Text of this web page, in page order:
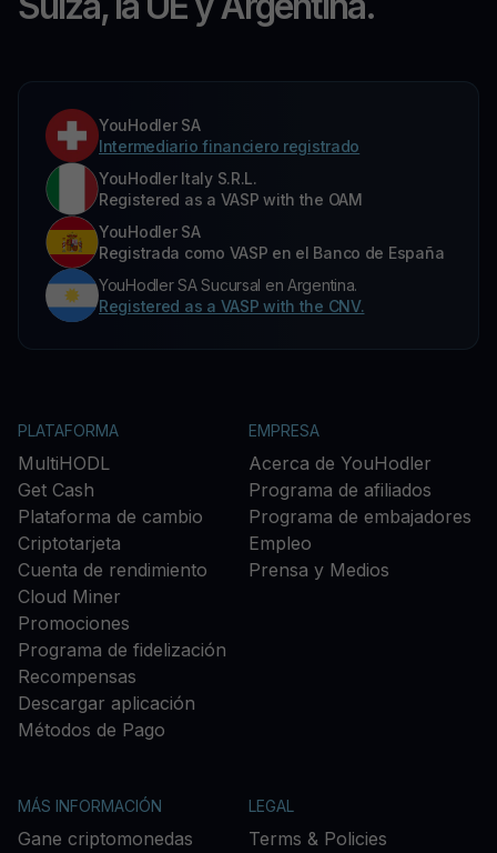
YouHodler SA
Intermediario financiero registrado
YouHodler Italy S.R.L.
Registered as a VASP with the OAM
YouHodler SA
Registrada como VASP en el Banco de España
YouHodler SA Sucursal en Argentina.
Registered as a VASP with the CNV.
PLATAFORMA
MultiHODL
Get Cash
Plataforma de cambio
Criptotarjeta
Cuenta de rendimiento
Cloud Miner
Promociones
Programa de fidelización
Recompensas
Descargar aplicación
Métodos de Pago
EMPRESA
Acerca de YouHodler
Programa de afiliados
Programa de embajadores
Empleo
Prensa y Medios
MÁS INFORMACIÓN
Gane criptomonedas
LEGAL
Terms & Policies